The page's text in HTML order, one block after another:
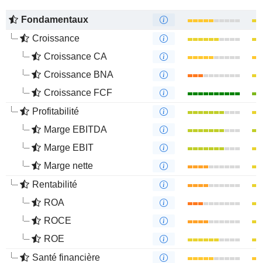
Fondamentaux
Croissance
Croissance CA
Croissance BNA
Croissance FCF
Profitabilité
Marge EBITDA
Marge EBIT
Marge nette
Rentabilité
ROA
ROCE
ROE
Santé financière